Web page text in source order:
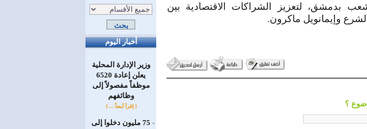
أخبار اليوم
وزير الإدارة المحلية
يعلن إعادة 6520
موظفاً مفصولاً إلى
‏وظائفهم
[ إقرأ أيضاً ... ]
=
75 مليون دخلوا إلى
بدمشق، لتعزيز الشراكات الاقتصادية بين
وإيمانويل ماكرون.